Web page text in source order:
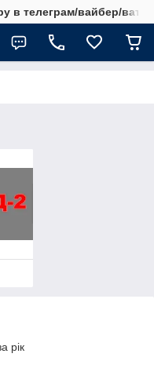
в телеграм/вайбер/
рік